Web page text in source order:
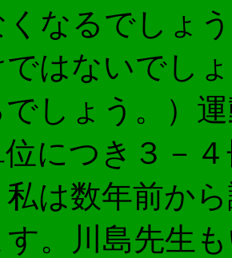
なるでしょ
はないでし
しょう。）
につき３－
は数年前か
す。川島先生